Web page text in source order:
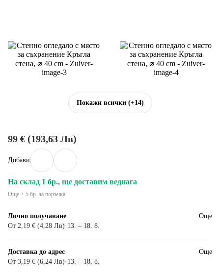
Покажи всички(+14)
99 € (193,63 Лв)
Добави
На склад 1 бр., ще доставим веднага
Още > 5 бр. за поръчка
Лично получаване
От 2,19 € (4,28 Лв)· 13. – 18. 8.
Още
Доставка до адрес
От 3,19 € (6,24 Лв)· 13. – 18. 8.
Още